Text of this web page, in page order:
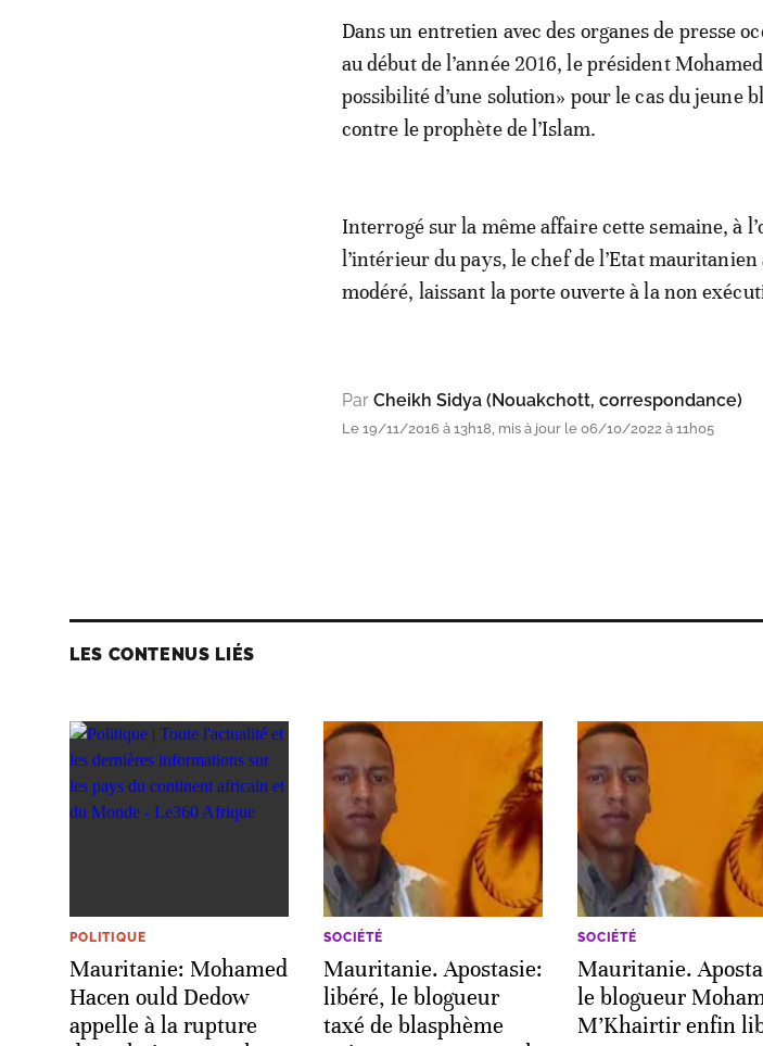
Dans un entretien avec des organes de presse
au début de l’année 2016, le président
possibilité d’une solution» pour le cas du jeune
contre le prophète de l’Islam.
Interrogé sur la même affaire cette semaine, à
l’intérieur du pays, le chef de l’Etat
modéré, laissant la porte ouverte à la non
Par Cheikh Sidya (Nouakchott, correspondance)
Le 19/11/2016 à 13h18, mis à jour le 06/10/2022 à 11h05
LES CONTENUS LIÉS
POLITIQUE
Mauritanie: Mohamed
Hacen ould Dedow
appelle à la rupture
SOCIÉTÉ
Mauritanie. Apostasie:
libéré, le blogueur
taxé de blasphème
SOCIÉTÉ
Mauritanie.
le blogueur
M’Khairtir enfin